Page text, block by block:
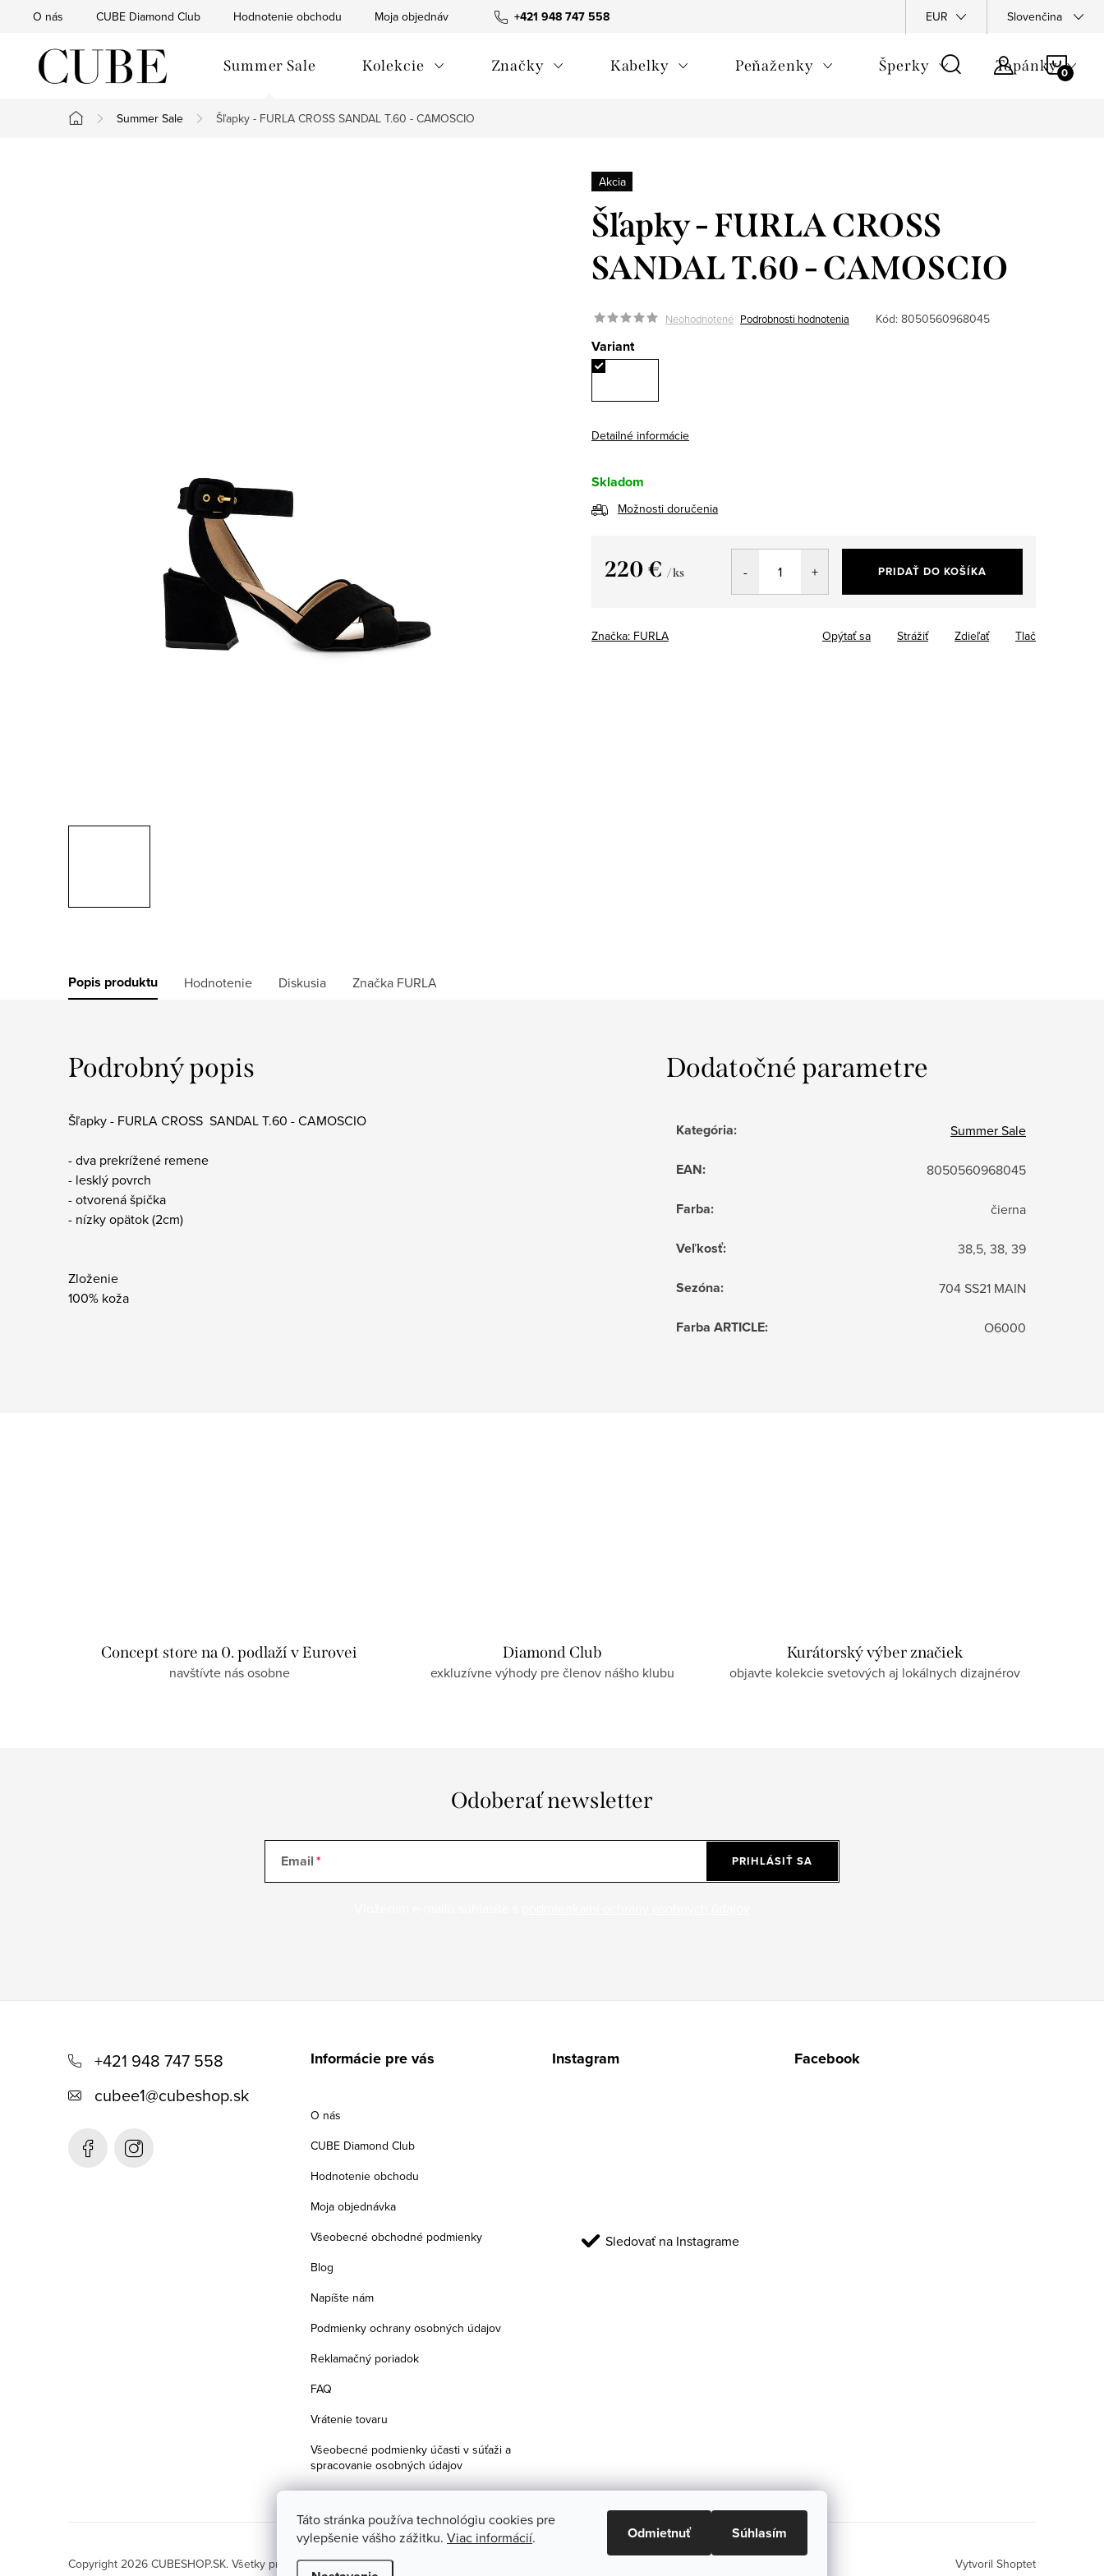
Táto stránka používa technológiu cookies pre
vylepšenie vášho zážitku. Viac informácií. Odmietnuť Súhlasím
+421 948 747 558
O nás CUBE Diamond Club Hodnotenie obchodu Moja objednávka Všeobecné obchodné podmienky Podmienky ochrany osobných údajov
EUR Slovenčina
Summer Sale Kolekcie Značky Kabelky Peňaženky Šperky Topánky
Domov
Summer Sale Šľapky - FURLA CROSS SANDAL T.60 - CAMOSCIO
Akcia
Šľapky - FURLA CROSS
SANDAL T.60 - CAMOSCIO
Neohodnotené Podrobnosti hodnotenia Kód: 8050560968045
Variant
Detailné informácie
Skladom
Možnosti doručenia
220 € / ks PRIDAŤ DO KOŠÍKA
Značka: FURLA Tlač
Opýtať sa Strážiť Zdieľať
Popis produktu Hodnotenie Diskusia Značka FURLA
Podrobný popis
Šľapky - FURLA CROSS SANDAL T.60 - CAMOSCIO
- dva prekrížené remene
- lesklý povrch
- otvorená špička
- nízky opätok (2cm)
Zloženie
100% koža
Dodatočné parametre
Kategória: Summer Sale
EAN: 8050560968045
Farba: čierna
Veľkosť: 38,5, 38, 39
Sezóna: 704 SS21 MAIN
Farba ARTICLE: O6000
Concept store na 0. podlaží v Eurovei
navštívte nás osobne
Diamond Club
exkluzívne výhody pre členov nášho klubu
Kurátorský výber značiek
objavte kolekcie svetových aj lokálnych dizajnérov
Odoberať newsletter
Email PRIHLÁSIŤ SA
+421 948 747 558
cubee1@cubeshop.sk
Informácie pre vás
O nás
CUBE Diamond Club
Hodnotenie obchodu
Moja objednávka
Všeobecné obchodné podmienky
Blog
Napíšte nám
Podmienky ochrany osobných údajov
Reklamačný poriadok
FAQ
Vrátenie tovaru
Všeobecné podmienky účasti v súťaži a
spracovanie osobných údajov
Instagram
Sledovať na Instagrame
Facebook
Vytvoril Shoptet
Copyright 2026 CUBESHOP.SK. Všetky práva vyhradené.Upraviť nastavenie cookies